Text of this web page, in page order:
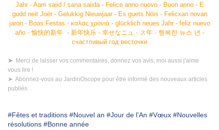
Jahr - Aam saiid / sana saiida - Felice anno nuovo - Buon anno - E
gudd neit Joër - Gelukkig Nieuwjaar - Es guets Nöis - Felicxan novan
jaron - Boas Festas - καλας χρoνιά - glücklich neues Jahr - feliz nuevo
año - 愉快的新年 - 新年快乐 - 幸せなニュ - ス年 - 행복한 뉴스 년 -
счастливый год весточки
➤ Merci de laisser vos commentaires, donnez vos avis, moi aussi j'aime
vous lire !
➤ Abonnez-vous au JardinOscope pour être informé des nouveaux articles
publiés
#Fêtes et traditions #Nouvel an #Jour de l'An #Vœux #Nouvelles
résolutions #Bonne année